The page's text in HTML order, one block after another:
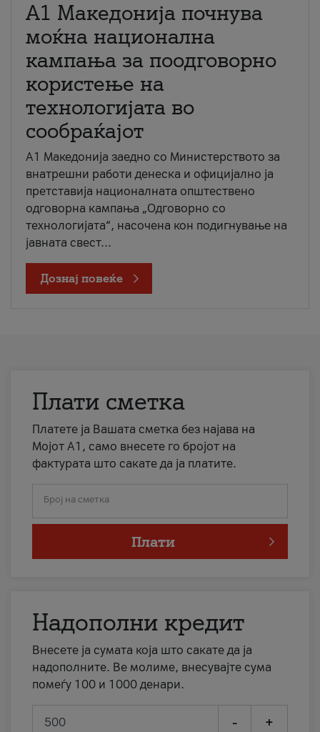
A1 Македонија почнува
моќна национална
кампања за поодговорно
користење на
технологијата во
сообраќајот
A1 Македонија заедно со Министерството за
внатрешни работи денеска и официјално ја
претставија националната општествено
одговорна кампања „Одговорно со
технологијата“, насочена кон подигнување на
јавната свест...
Дознај повеќе
Плати сметка
Платете ја Вашата сметка без најава на
Мојот А1, само внесете го бројот на
фактурата што сакате да ја платите.
Број на сметка
Плати
Надополни кредит
Внесете ја сумата која што сакате да ја
надополните. Ве молиме, внесувајте сума
помеѓу 100 и 1000 денари.
- +